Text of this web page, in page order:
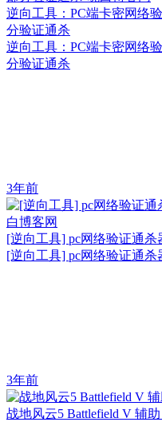
逆向工具：PC端卡密网络
分验证通杀
逆向工具：PC端卡密网络
分验证通杀
3年前
[逆向工具] pc网络验证通
[逆向工具] pc网络验证通
3年前
战地风云5 Battlefield V 辅